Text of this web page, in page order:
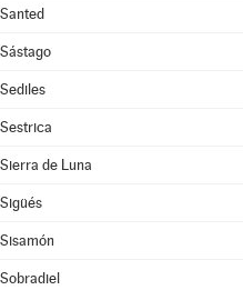
Santed
Sástago
Sediles
Sestrica
Sierra de Luna
Sigüés
Sisamón
Sobradiel